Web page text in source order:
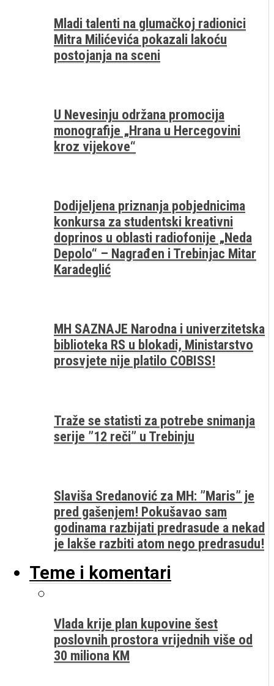
Mladi talenti na glumačkoj radionici
Mitra Milićevića pokazali lakoću
postojanja na sceni
U Nevesinju održana promocija
monografije „Hrana u Hercegovini
kroz vijekove“
Dodijeljena priznanja pobjednicima
konkursa za studentski kreativni
doprinos u oblasti radiofonije „Neda
Depolo“ – Nagrađen i Trebinjac Mitar
Karadeglić
MH SAZNAJE Narodna i univerzitetska
biblioteka RS u blokadi, Ministarstvo
prosvjete nije platilo COBISS!
Traže se statisti za potrebe snimanja
serije ”12 reči” u Trebinju
Slaviša Sredanović za MH: ”Maris” je
pred gašenjem! Pokušavao sam
godinama razbijati predrasude a nekad
je lakše razbiti atom nego predrasudu!
Teme i komentari
Vlada krije plan kupovine šest
poslovnih prostora vrijednih više od
30 miliona KM